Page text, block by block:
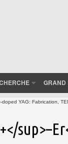
GRAND
YAG: Fabrication,